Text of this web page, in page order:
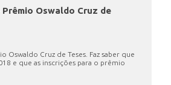
Oswaldo Cruz de
Oswaldo Cruz de Teses. Faz saber que
e que as inscrições para o prêmio